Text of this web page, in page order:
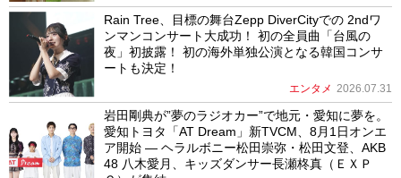
Rain Tree、目標の舞台Zepp DiverCityでの 2ndワ
ンマンコンサート大成功！ 初の全員曲「台風の
夜」初披露！ 初の海外単独公演となる韓国コンサ
ートも決定！
エンタメ 2026.07.31
岩田剛典が”夢のラジオカー”で地元・愛知に夢を。
愛知トヨタ「AT Dream」新TVCM、8月1日オンエ
ア開始 ― ヘラルボニー松田崇弥・松田文登、AKB
48 八木愛月、キッズダンサー長瀬柊真（ＥＸＰ